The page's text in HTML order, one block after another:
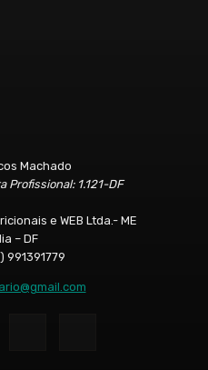
Machado
Profissional: 1.121-DF
e WEB Ltda.- ME
– DF
991391779